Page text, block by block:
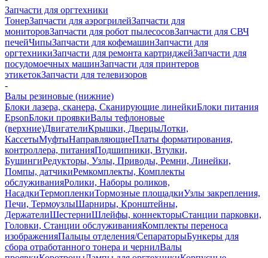
Запчасти для оргтехники
ТонерЗапчасти для аэрогрилейЗапчасти для
мониторовЗапчасти для робот пылесосовЗапчасти для СВЧ
печейЧипыЗапчасти для кофемашинЗапчасти для
оргтехникиЗапчасти для ремонта картриджейЗапчасти для
посудомоечных машинЗапчасти для принтеров
этикетокЗапчасти для телевизоров
-
Валы резиновые (нижние)
Блоки лазера, сканера, Сканирующие линейкиБлоки питания
EpsonБлоки проявкиВалы тефлоновые
(верхние)ДвигателиКрышки, ДверцыЛотки,
КассетыМуфтыНаправляющиеПлаты форматирования,
контроллера, питанияПодшипники, Втулки,
БушингиРедукторы, Узлы, Приводы, Ремни, Линейки,
Помпы, датчикиРемкомплекты, Комплекты
обслуживанияРолики, Наборы роликов,
НасадкиТермопленкиТормозные площадкиУзлы закрепления,
Печи, ТермоузлыШарниры, Кронштейны,
ДержателиШестерниШлейфы, коннекторыСтанции парковки,
Головки, Станции обслуживанияКомплекты переноса
изображенияПальцы отделения/СепараторыБункеры для
сбора отработанного тонера и чернилВалы